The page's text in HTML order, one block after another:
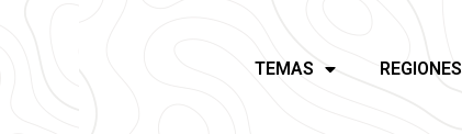
TEMAS REGIONES